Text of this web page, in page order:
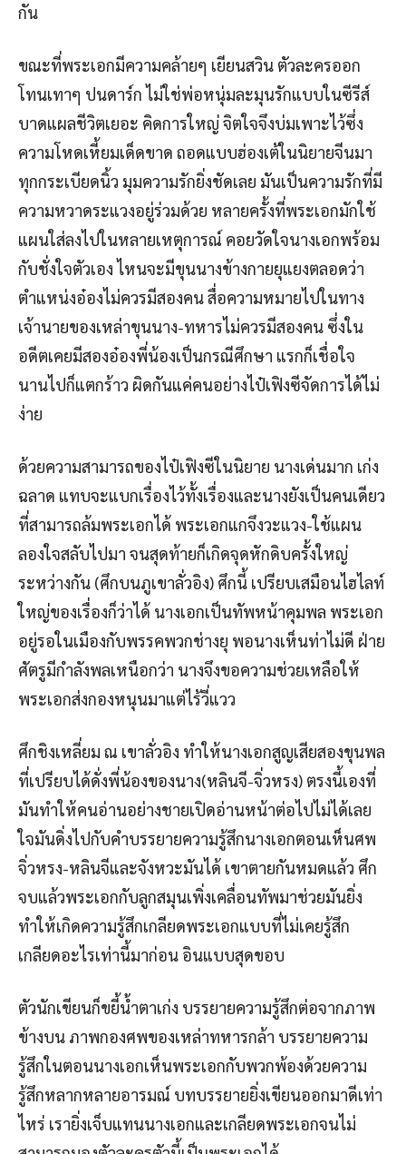
กัน
ขณะที่พระเอกมีความคล้ายๆ เยียนสวิน ตัวละครออก
โทนเทาๆ ปนดาร์ก ไม่ใช่พ่อหนุ่มละมุนรักแบบในซีรีส์
บาดแผลชีวิตเยอะ คิดการใหญ่ จิตใจจึงบ่มเพาะไว้ซึ่ง
ความโหดเหี้ยมเด็ดขาด ถอดแบบฮ่องเต้ในนิยายจีนมา
ทุกกระเบียดนิ้ว มุมความรักยิ่งชัดเลย มันเป็นความรักที่มี
ความหวาดระแวงอยู่ร่วมด้วย หลายครั้งที่พระเอกมักใช้
แผนใส่ลงไปในหลายเหตุการณ์ คอยวัดใจนางเอกพร้อม
กับชั่งใจตัวเอง ไหนจะมีขุนนางข้างกายยุแยงตลอดว่า
ตำแหน่งอ๋องไม่ควรมีสองคน สื่อความหมายไปในทาง
เจ้านายของเหล่าขุนนาง-ทหารไม่ควรมีสองคน ซึ่งใน
อดีตเคยมีสองอ๋องพี่น้องเป็นกรณีศึกษา แรกก็เชื่อใจ
นานไปก็แตกร้าว ผิดกันแค่คนอย่างไป๋เฟิงซีจัดการได้ไม่
ง่าย
ด้วยความสามารถของไป๋เฟิงซีในนิยาย นางเด่นมาก เก่ง
ฉลาด แทบจะแบกเรื่องไว้ทั้งเรื่องและนางยังเป็นคนเดียว
ที่สามารถล้มพระเอกได้ พระเอกแกจึงวะแวง-ใช้แผน
ลองใจสลับไปมา จนสุดท้ายก็เกิดจุดหักดิบครั้งใหญ่
ระหว่างกัน (ศึกบนภูเขาลั่วอิง) ศึกนี้ เปรียบเสมือนไฮไลท์
ใหญ่ของเรื่องก็ว่าได้ นางเอกเป็นทัพหน้าคุมพล พระเอก
อยู่รอในเมืองกับพรรคพวกช่างยุ พอนางเห็นท่าไม่ดี ฝ่าย
ศัตรูมีกำลังพลเหนือกว่า นางจึงขอความช่วยเหลือให้
พระเอกส่งกองหนุนมาแต่ไร้วี่แวว
ศึกชิงเหลี่ยม ณ เขาลั่วอิง ทำให้นางเอกสูญเสียสองขุนพล
ที่เปรียบได้ดั่งพี่น้องของนาง(หลินจี-จิ่วหรง) ตรงนี้เองที่
มันทำให้คนอ่านอย่างชายเปิดอ่านหน้าต่อไปไม่ได้เลย
ใจมันดิ่งไปกับคำบรรยายความรู้สึกนางเอกตอนเห็นศพ
จิ่วหรง-หลินจีและจังหวะมันได้ เขาตายกันหมดแล้ว ศึก
จบแล้วพระเอกกับลูกสมุนเพิ่งเคลื่อนทัพมาช่วยมันยิ่ง
ทำให้เกิดความรู้สึกเกลียดพระเอกแบบที่ไม่เคยรู้สึก
เกลียดอะไรเท่านี้มาก่อน อินแบบสุดขอบ
ตัวนักเขียนก็ขยี้น้ำตาเก่ง บรรยายความรู้สึกต่อจากภาพ
ข้างบน ภาพกองศพของเหล่าทหารกล้า บรรยายความ
รู้สึกในตอนนางเอกเห็นพระเอกกับพวกพ้องด้วยความ
รู้สึกหลากหลายอารมณ์ บทบรรยายยิ่งเขียนออกมาดีเท่า
ไหร่ เรายิ่งเจ็บแทนนางเอกและเกลียดพระเอกจนไม่